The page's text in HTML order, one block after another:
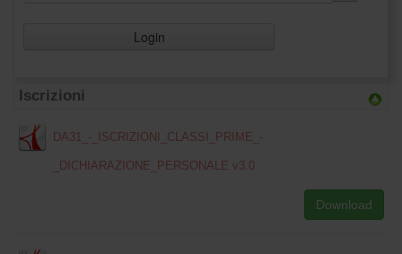
Login
Iscrizioni
DA31_-_ISCRIZIONI_CLASSI_PRIME_-
_DICHIARAZIONE_PERSONALE v3.0
Download